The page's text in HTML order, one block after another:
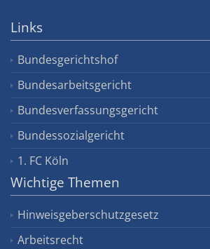
Links
Bundesgerichtshof
Bundesarbeitsgericht
Bundesverfassungsgericht
Bundessozialgericht
1. FC Köln
Wichtige Themen
Hinweisgeberschutzgesetz
Arbeitsrecht